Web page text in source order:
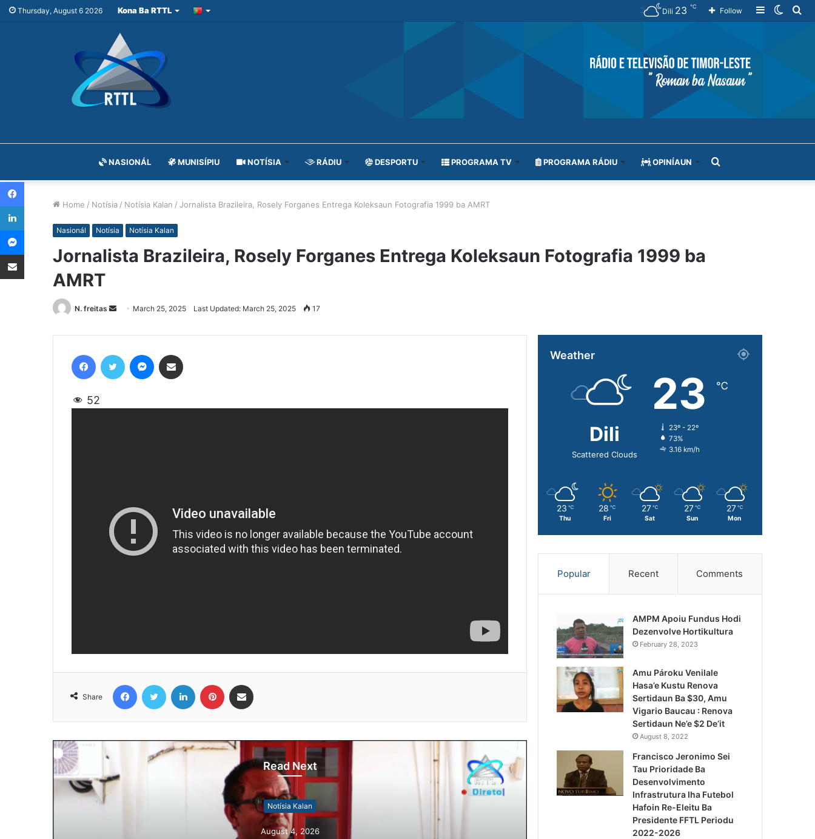
Thursday, August 6 2026 Kona Ba RTTL
Switch
Sidebar
Follow
Dili 23 ℃
NASIONÁL MUNISÍPIU NOTÍSIA RÁDIU DESPORTU PROGRAMA TV PROGRAMA RÁDIU OPINÍAUN
Home / Notísia / Notísia Kalan / Jornalista Brazileira, Rosely Forganes Entrega Koleksaun Fotografia 1999 ba AMRT
Nasionál Notísia Notísia Kalan
Jornalista Brazileira, Rosely Forganes Entrega Koleksaun Fotografia 1999 ba
AMRT
N. freitas
Send
email
March 25, 2025 Last Updated: March 25, 2025 17
52
Share
Read Next
Notísia Kalan
August 4, 2026
Weather
Dili
Scattered Clouds
23 ℃
23º - 22º
73%
3.16 km/h
23 ℃
Thu
28 ℃
Fri
27 ℃
Sat
27 ℃
Sun
27 ℃
Mon
Popular Recent Comments
AMPM Apoiu Fundus Hodi
Dezenvolve Hortikultura
February 28, 2023
Amu Pároku Venilale
Hasa’e Kustu Renova
Sertidaun Ba $30, Amu
Vigario Baucau : Renova
Sertidaun Ne’e $2 De’it
August 8, 2022
Francisco Jeronimo Sei
Tau Prioridade Ba
Desenvolvimento
Infrastrutura Iha Futebol
Hafoin Re-Eleitu Ba
Presidente FFTL Periodu
2022-2026
Facebook
LinkedIn
Messenger